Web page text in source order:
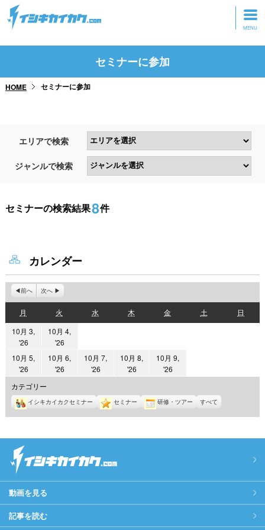
トップページ
研修・ツアーに参加
セミナーに参加
HOME セミナーに参加
エリアで検索
ジャンルで検索
セミナーの検索結果8件
カレンダー
前へ 次へ
月
曜
日
火
曜
日
水
曜
木
曜
金金
曜
土土
曜
日
曜
10月 3,
'262026
年
10
月
3
日
10月 4,
'262026
年
10
月
4
日
10月 5,
'262026
年
10
月
5
10月 6,
'262026
10
月
6
10月 7,
'262026
10
月
7
10月 8,
'262026
10
8
10月 9,
'262026
10
月
9
カテゴリー
イシキカイカクセミナー セミナー 研修・ツアー すべて
動画を見る
記事を読む